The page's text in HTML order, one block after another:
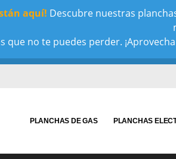
aquí! Descubre nuestras
que no te puedes perder.
PLANCHAS DE GAS PLANCHAS